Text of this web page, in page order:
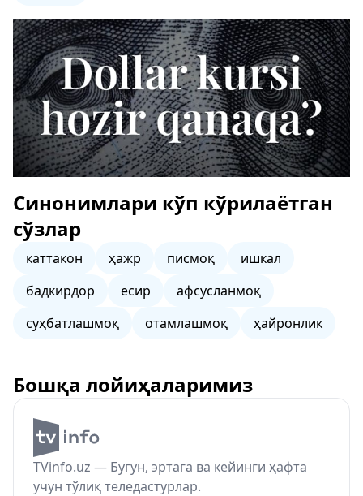
Синонимлари кўп кўрилаётган
сўзлар
каттакон ҳажр писмоқ
ишкал
бадкирдор
есир
афсусланмоқ
суҳбатлашмоқ
отамлашмоқ ҳайронлик
Бошқа лойиҳаларимиз
TVinfo.uz — Бугун, эртага ва кейинги ҳафта
учун тўлиқ теледастурлар.